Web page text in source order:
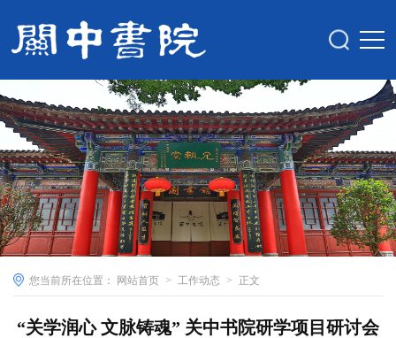
您当前所在位置： 网站首页 > 工作动态 > 正文
“关学润心 文脉铸魂” 关中书院研学项目研讨会